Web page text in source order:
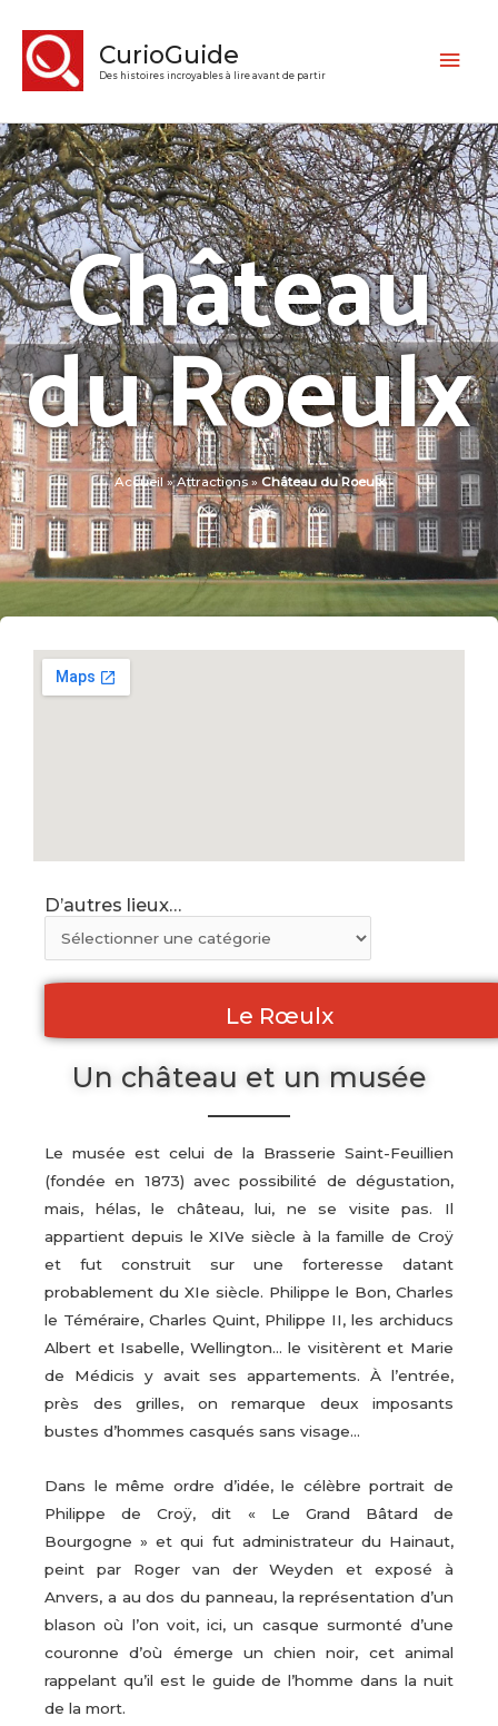
CurioGuide
Des histoires incroyables à lire avant de partir
Château
du Roeulx
Accueil»Attractions»Château du Roeulx
D’autres lieux…
Le Rœulx
Un château et un musée
Le musée est celui de la Brasserie Saint-Feuillien
(fondée en 1873) avec possibilité de dégustation,
mais, hélas, le château, lui, ne se visite pas. Il
appartient depuis le XIVe siècle à la famille de Croÿ
et fut construit sur une forteresse datant
probablement du XIe siècle. Philippe le Bon, Charles
le Téméraire, Charles Quint, Philippe II, les archiducs
Albert et Isabelle, Wellington… le visitèrent et Marie
de Médicis y avait ses appartements. À l’entrée,
près des grilles, on remarque deux imposants
bustes d’hommes casqués sans visage…
Dans le même ordre d’idée, le célèbre portrait de
Philippe de Croÿ, dit « Le Grand Bâtard de
Bourgogne » et qui fut administrateur du Hainaut,
peint par Roger van der Weyden et exposé à
Anvers, a au dos du panneau, la représentation d’un
blason où l’on voit, ici, un casque surmonté d’une
couronne d’où émerge un chien noir, cet animal
rappelant qu’il est le guide de l’homme dans la nuit
de la mort.